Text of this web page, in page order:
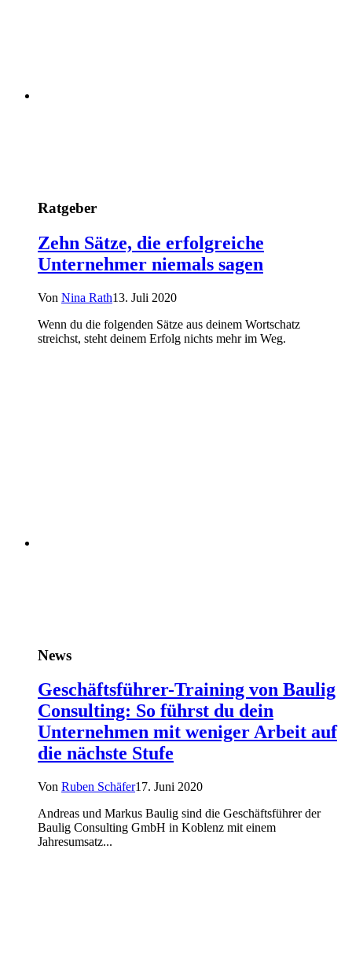
Ratgeber
Zehn Sätze, die erfolgreiche
Unternehmer niemals sagen
Von Nina Rath13. Juli 2020
Wenn du die folgenden Sätze aus deinem Wortschatz
streichst, steht deinem Erfolg nichts mehr im Weg.
News
Geschäftsführer-Training von Baulig
Consulting: So führst du dein
Unternehmen mit weniger Arbeit auf
die nächste Stufe
Von Ruben Schäfer17. Juni 2020
Andreas und Markus Baulig sind die Geschäftsführer der
Baulig Consulting GmbH in Koblenz mit einem
Jahresumsatz...